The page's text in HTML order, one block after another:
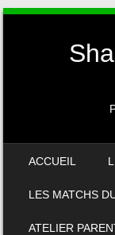
ACCUEIL
LES MATCHS
ATELIER